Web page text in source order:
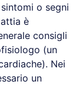
o segni
è
consigli
(un
Nei
un